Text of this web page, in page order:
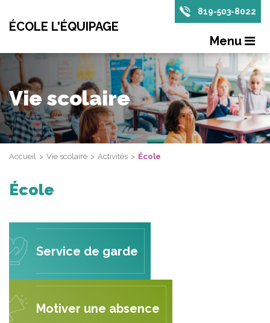
ÉCOLE L'ÉQUIPAGE
819-503-8022
Menu
Vie scolaire
Accueil Vie scolaire Activités École
École
Service de garde
Motiver une absence